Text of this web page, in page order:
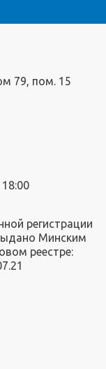
79, пом. 15
регистрации
Минским
реестре: